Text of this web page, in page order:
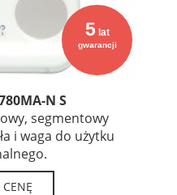
5 lat
gwarancji
N S
segmentowy
i waga do użytku
CENĘ